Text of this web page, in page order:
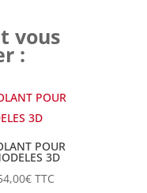
vous
:
POUR
3D
€ TTC